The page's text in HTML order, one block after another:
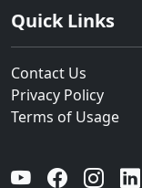
Quick Links
Contact Us
Privacy Policy
Terms of Usage
YouTube Facebook Instagram